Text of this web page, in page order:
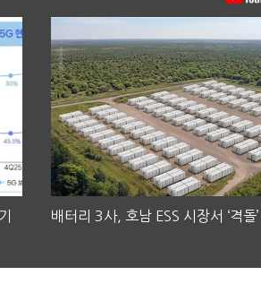
배터리 3사, 호남 ESS 시장서 ‘격돌’